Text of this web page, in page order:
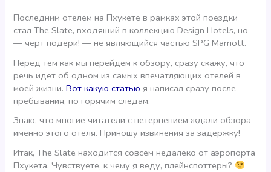
Последним отелем на Пхукете в рамках этой поездки
стал The Slate, входящий в коллекцию Design Hotels, но
— черт подери! — не являющийся частьюSPGMarriott.
Перед тем как мы перейдем к обзору, сразу скажу, что
речь идет об одном из самых впечатляющих отелей в
моей жизни.Вот какую статью я написал сразу после
пребывания, по горячим следам.
Знаю, что многие читатели с нетерпением ждали обзора
именно этого отеля. Приношу извинения за задержку!
Итак, The Slate находится совсем недалеко от аэропорта
Пхукета. Чувствуете, к чему я веду, плейнспоттеры?